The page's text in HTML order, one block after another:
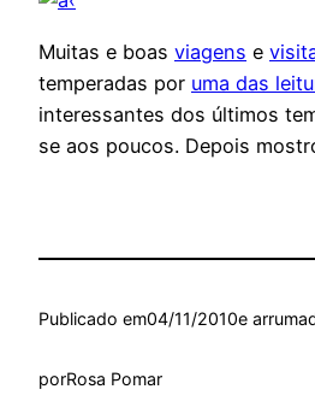
Muitas e boas viagens e
temperadas por uma das
interessantes dos últimos
se aos poucos. Depois
Publicado em04/11/2010e
porRosa Pomar